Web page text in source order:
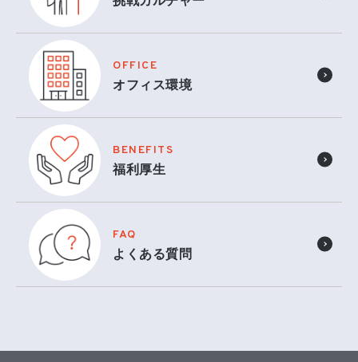
OFFICE
オフィス環境
BENEFITS
福利厚生
FAQ
よくある質問